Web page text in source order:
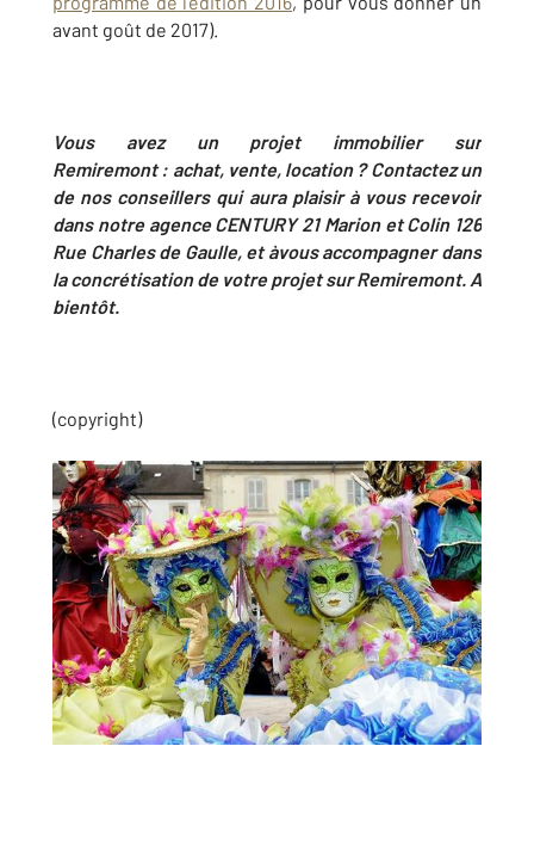
avant goût de 2017).
Vous avez un projet immobilier sur
Remiremont : achat, vente, location ? Contactez un
de nos conseillers qui aura plaisir à vous recevoir
dans notre agence CENTURY 21 Marion et Colin 126
Rue Charles de Gaulle, et àvous accompagner dans
la concrétisation de votre projet sur Remiremont. A
bientôt.
(copyright)